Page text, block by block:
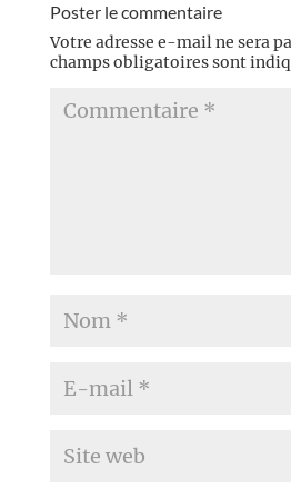
Poster le commentaire
Votre adresse e-mail ne sera
champs obligatoires sont